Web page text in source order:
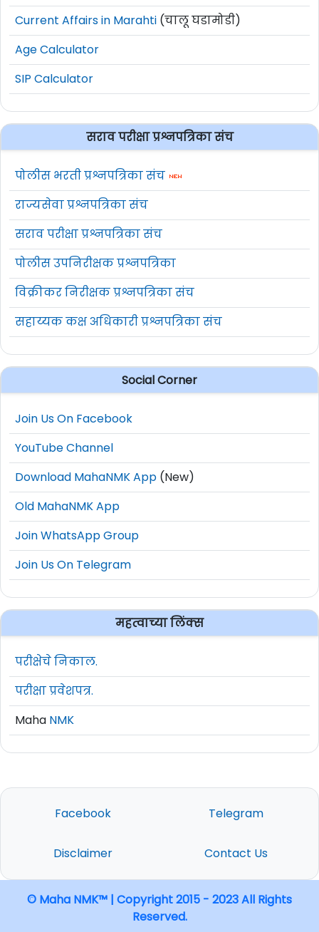
Current Affairs in Marahti (चालू घडामोडी)
Age Calculator
SIP Calculator
सराव परीक्षा प्रश्नपत्रिका संच
पोलीस भरती प्रश्नपत्रिका संच
राज्यसेवा प्रश्नपत्रिका संच
सराव परीक्षा प्रश्नपत्रिका संच
पोलीस उपनिरीक्षक प्रश्नपत्रिका
विक्रीकर निरीक्षक प्रश्नपत्रिका संच
सहाय्यक कक्ष अधिकारी प्रश्नपत्रिका संच
Social Corner
Join Us On Facebook
YouTube Channel
Download MahaNMK App (New)
Old MahaNMK App
Join WhatsApp Group
Join Us On Telegram
महत्वाच्या लिंक्स
परीक्षेचे निकाल.
परीक्षा प्रवेशपत्र.
Maha NMK
Facebook Telegram
Disclaimer Contact Us
© Maha NMK™ | Copyright 2015 - 2023 All Rights
Reserved.